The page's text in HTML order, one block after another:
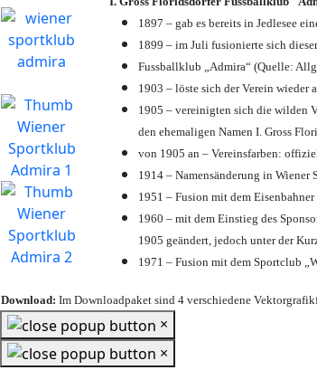
1897 – gab es bereits in Jedlesee
1899 – im Juli fusionierte sich
Fussballklub „Admira“ (Quelle:
1903 – löste sich der Verein wieder
1905 – vereinigten sich die wilden
den ehemaligen Namen I. Gross
von 1905 an – Vereinsfarben:
1914 – Namensänderung in
1951 – Fusion mit dem
1960 – mit dem Einstieg des
1905 geändert, jedoch unter der
1971 – Fusion mit dem Sportclub
Download: Im Downloadpaket sind 4 verschiedene
×
×